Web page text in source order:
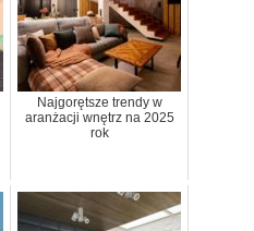
Najgorętsze trendy w
aranżacji wnętrz na 2025
rok